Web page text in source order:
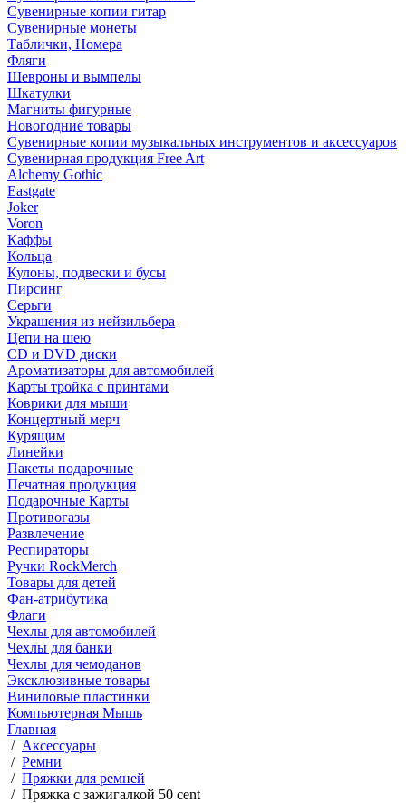
Сувенирные копии гитар
Сувенирные монеты
Таблички, Номера
Фляги
Шевроны и вымпелы
Шкатулки
Магниты фигурные
Новогодние товары
Сувенирные копии музыкальных инструментов и аксессуаров
Сувенирная продукция Free Art
Alchemy Gothic
Eastgate
Joker
Voron
Каффы
Кольца
Кулоны, подвески и бусы
Пирсинг
Серьги
Украшения из нейзильбера
Цепи на шею
CD и DVD диски
Ароматизаторы для автомобилей
Карты тройка с принтами
Коврики для мыши
Концертный мерч
Курящим
Линейки
Пакеты подарочные
Печатная продукция
Подарочные Карты
Противогазы
Развлечение
Респираторы
Ручки RockMerch
Товары для детей
Фан-атрибутика
Флаги
Чехлы для автомобилей
Чехлы для банки
Чехлы для чемоданов
Эксклюзивные товары
Виниловые пластинки
Компьютерная Мышь
Главная
/ Аксессуары
/ Ремни
/ Пряжки для ремней
/ Пряжка с зажигалкой 50 cent